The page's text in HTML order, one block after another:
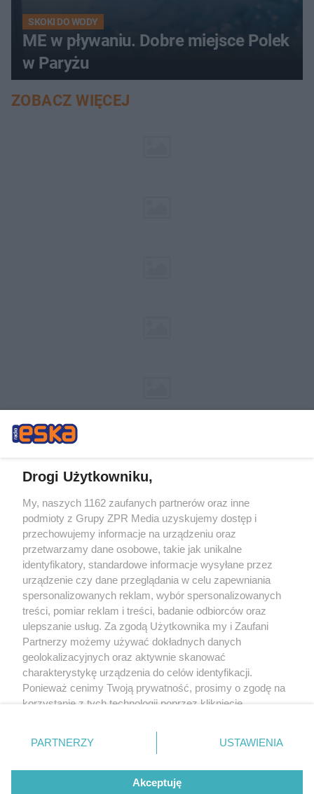
SKOKI DO WODY
ME w pływaniu. Dobre miejsce Polek
w Paryżu
ZOBACZ WIĘCEJ
Żaden utwór zamieszczony w serwisie nie może być powielany i
rozpowszechniany lub dalej rozpowszechniany w jakikolwiek sposób (w
tym także elektroniczny lub mechaniczny) na jakimkolwiek polu
eksploatacji w jakiejkolwiek formie, włącznie z umieszczaniem w Internecie
bez pisemnej zgody właściciela praw. Jakiekolwiek użycie lub
wykorzystanie utworów w całości lub w części z naruszeniem prawa, tzn.
bez właściwej zgody, jest zabronione pod groźbą kary i może być ścigane
prawnie.
O nas
Drogi Użytkowniku,
My, naszych 1162 zaufanych partnerów oraz inne
podmioty z Grupy ZPR Media uzyskujemy dostęp i
przechowujemy informacje na urządzeniu oraz
przetwarzamy dane osobowe, takie jak unikalne
identyfikatory, standardowe informacje wysyłane przez
urządzenie czy dane przeglądania w celu zapewniania
spersonalizowanych reklam, wybór spersonalizowanych
treści, pomiar reklam i treści, badanie odbiorców oraz
ulepszanie usług. Za zgodą Użytkownika my i Zaufani
Partnerzy możemy używać dokładnych danych
geolokalizacyjnych oraz aktywnie skanować
charakterystykę urządzenia do celów identyfikacji.
Ponieważ cenimy Twoją prywatność, prosimy o zgodę na
korzystanie z tych technologii poprzez kliknięcie
zmienić/wycofać klikając przycisk ustawień prywatności
znajdujący się w lewym dolnym rogu strony
rodzaje przetwarzania danych nie wymagają zgody
użytkownika, ale masz prawo sprzeciwić się takiemu
PARTNERZY USTAWIENIA
Akceptuję